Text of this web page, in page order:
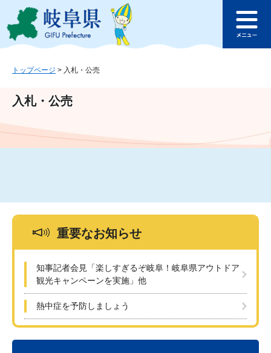
ジ
ュ
文
このページの本文へ
ュ
トップページ > 入札・公売
入札・公売
重要なお知らせ
知事記者会見「楽しすぎるぞ岐阜！岐阜県アウトドア
観光キャンペーンを実施」他
熱中症を予防しましょう